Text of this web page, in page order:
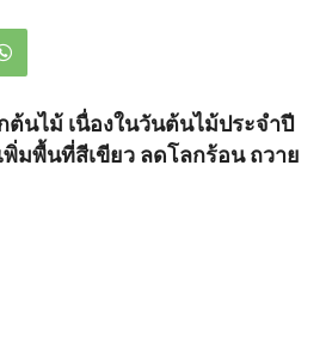
นไม้ เนื่องในวันต้นไม้ประจำปี
มพื้นที่สีเขียว ลดโลกร้อน ถวาย